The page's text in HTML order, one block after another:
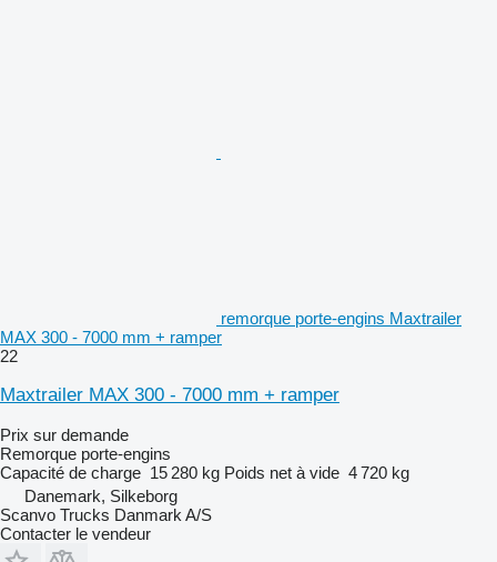
remorque porte-engins Maxtrailer
MAX 300 - 7000 mm + ramper
22
Maxtrailer MAX 300 - 7000 mm + ramper
Prix sur demande
Remorque porte-engins
Capacité de charge 15 280 kg Poids net à vide 4 720 kg
Danemark, Silkeborg
Scanvo Trucks Danmark A/S
Contacter le vendeur